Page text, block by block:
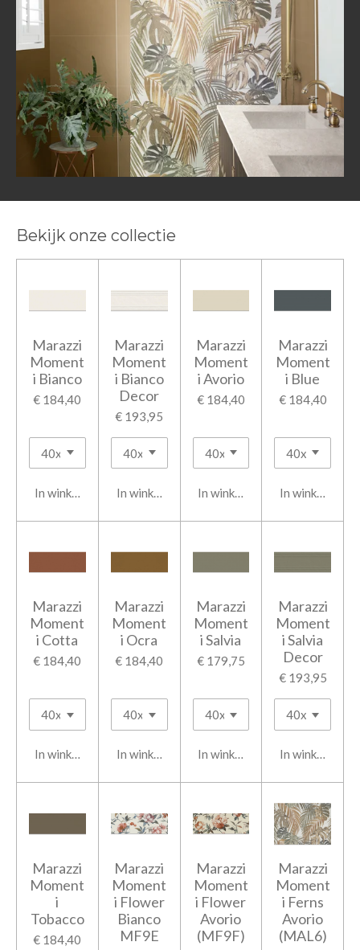
Bekijk onze collectie
Marazzi
Moment
i Bianco
€ 184,40
In winkelwagen
Marazzi
Moment
i Bianco
Decor
€ 193,95
In winkelwagen
Marazzi
Moment
i Avorio
€ 184,40
In winkelwagen
Marazzi
Moment
i Blue
€ 184,40
In
Marazzi
Moment
i Cotta
€ 184,40
In winkelwagen
Marazzi
Moment
i Ocra
€ 184,40
In winkelwagen
Marazzi
Moment
i Salvia
€ 179,75
In winkelwagen
Marazzi
Moment
i Salvia
Decor
€ 193,95
In
Marazzi
Moment
i
Tobacco
€ 184,40
Marazzi
Moment
i Flower
Bianco
MF9E
Marazzi
Moment
i Flower
Avorio
(MF9F)
Marazzi
Moment
i Ferns
Avorio
(MAL6)